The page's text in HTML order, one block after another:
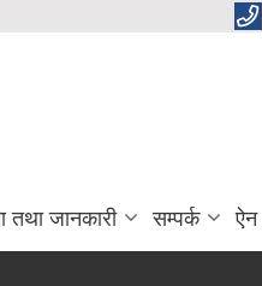
तथा जानकारी सम्पर्क ऐन